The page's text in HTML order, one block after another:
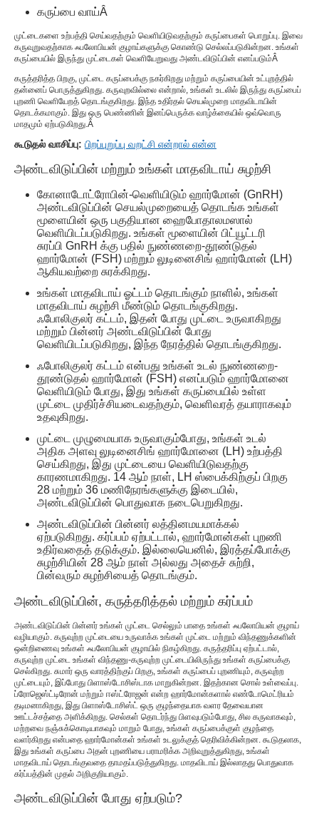
கருப்பை வாய்Â
முட்டைகளை உற்பத்தி செய்வதற்கும் வெளியிடுவதற்கும் கருப்பைகள் பொறுப்பு. இவை
கருவுறுவதற்காக ஃபலோபியன் குழாய்களுக்கு கொண்டு செல்லப்படுகின்றன. உங்கள்
கருப்பையில் இருந்து முட்டைகள் வெளியேறுவது அண்டவிடுப்பின் எனப்படும்Â
கருத்தரித்த பிறகு, முட்டை கருப்பைக்கு நகர்கிறது மற்றும் கருப்பையின் உட்புறத்தில்
தன்னைப் பொருத்துகிறது. கருவுறவில்லை என்றால், உங்கள் உடலில் இருந்து கருப்பைப்
புறணி வெளியேறத் தொடங்குகிறது. இந்த உதிர்தல் செயல்முறை மாதவிடாயின்
தொடக்கமாகும். இது ஒரு பெண்ணின் இனப்பெருக்க வாழ்க்கையில் ஒவ்வொரு
மாதமும் ஏற்படுகிறது.Â
கூடுதல் வாசிப்பு: பிறப்புறுப்பு வறட்சி என்றால் என்ன
அண்டவிடுப்பின் மற்றும் உங்கள் மாதவிடாய் சுழற்சி
கோனாடோட்ரோபின்-வெளியிடும் ஹார்மோன் (GnRH)
அண்டவிடுப்பின் செயல்முறையைத் தொடங்க உங்கள்
மூளையின் ஒரு பகுதியான ஹைபோதாலமஸால்
வெளியிடப்படுகிறது. உங்கள் மூளையின் பிட்யூட்டரி
சுரப்பி GnRH க்கு பதில் நுண்ணறை-தூண்டுதல்
ஹார்மோன் (FSH) மற்றும் லுடினைசிங் ஹார்மோன் (LH)
ஆகியவற்றை சுரக்கிறது.
உங்கள் மாதவிடாய் ஓட்டம் தொடங்கும் நாளில், உங்கள்
மாதவிடாய் சுழற்சி மீண்டும் தொடங்குகிறது.
ஃபோலிகுலர் கட்டம், இதன் போது முட்டை உருவாகிறது
மற்றும் பின்னர் அண்டவிடுப்பின் போது
வெளியிடப்படுகிறது, இந்த நேரத்தில் தொடங்குகிறது.
ஃபோலிகுலர் கட்டம் என்பது உங்கள் உடல் நுண்ணறை-
தூண்டுதல் ஹார்மோன் (FSH) எனப்படும் ஹார்மோனை
வெளியிடும் போது, ​​இது உங்கள் கருப்பையில் உள்ள
முட்டை முதிர்ச்சியடைவதற்கும், வெளிவரத் தயாராகவும்
உதவுகிறது.
முட்டை முழுமையாக உருவாகும்போது, ​​உங்கள் உடல்
அதிக அளவு லுடினைசிங் ஹார்மோனை (LH) உற்பத்தி
செய்கிறது, இது முட்டையை வெளியிடுவதற்கு
காரணமாகிறது. 14 ஆம் நாள், LH ஸ்பைக்கிற்குப் பிறகு
28 மற்றும் 36 மணிநேரங்களுக்கு இடையில்,
அண்டவிடுப்பின் பொதுவாக நடைபெறுகிறது.
அண்டவிடுப்பின் பின்னர் லத்தினமயமாக்கல்
ஏற்படுகிறது. கர்ப்பம் ஏற்பட்டால், ஹார்மோன்கள் புறணி
உதிர்வதைத் தடுக்கும். இல்லையெனில், இரத்தப்போக்கு
சுழற்சியின் 28 ஆம் நாள் அல்லது அதைச் சுற்றி,
பின்வரும் சுழற்சியைத் தொடங்கும்.
அண்டவிடுப்பின், கருத்தரித்தல் மற்றும் கர்ப்பம்
அண்டவிடுப்பின் பின்னர் உங்கள் முட்டை செல்லும் பாதை உங்கள் ஃபலோபியன் குழாய்
வழியாகும். கருவுற்ற முட்டையை உருவாக்க உங்கள் முட்டை மற்றும் விந்தணுக்களின்
ஒன்றிணைவு உங்கள் ஃபலோபியன் குழாயில் நிகழ்கிறது. கருத்தரிப்பு ஏற்பட்டால்,
கருவுற்ற முட்டை உங்கள் விந்தணு-கருவுற்ற முட்டையிலிருந்து உங்கள் கருப்பைக்கு
செல்கிறது. சுமார் ஒரு வாரத்திற்குப் பிறகு, உங்கள் கருப்பைப் புறணியும், கருவுற்ற
முட்டையும், இப்போது பிளாஸ்டோசிஸ்டாக மாறுகின்றன. இதற்கான சொல் உள்வைப்பு.
ப்ரோஜெஸ்ட்டிரோன் மற்றும் ஈஸ்ட்ரோஜன் என்ற ஹார்மோன்களால் எண்டோமெட்ரியம்
தடிமனாகிறது, இது பிளாஸ்டோசிஸ்ட் ஒரு குழந்தையாக வளர தேவையான
ஊட்டச்சத்தை அளிக்கிறது. செல்கள் தொடர்ந்து பிளவுபடும்போது, ​​சில கருவாகவும்,
மற்றவை நஞ்சுக்கொடியாகவும் மாறும் போது, ​​உங்கள் கருப்பைக்குள் குழந்தை
வளர்கிறது என்பதை ஹார்மோன்கள் உங்கள் உடலுக்குத் தெரிவிக்கின்றன. கூடுதலாக,
இது உங்கள் கருப்பை அதன் புறணியை பராமரிக்க அறிவுறுத்துகிறது, உங்கள்
மாதவிடாய் தொடங்குவதை தாமதப்படுத்துகிறது. மாதவிடாய் இல்லாதது பொதுவாக
கர்ப்பத்தின் முதல் அறிகுறியாகும்.
அண்டவிடுப்பின் போது ஏற்படும்?